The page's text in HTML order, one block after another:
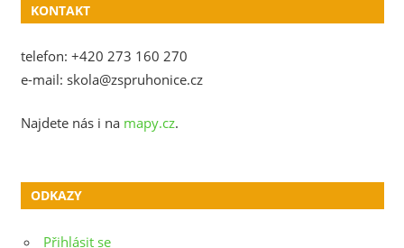
KONTAKT
telefon: +420 273 160 270
e-mail: skola@zspruhonice.cz
Najdete nás i na mapy.cz.
ODKAZY
Přihlásit se